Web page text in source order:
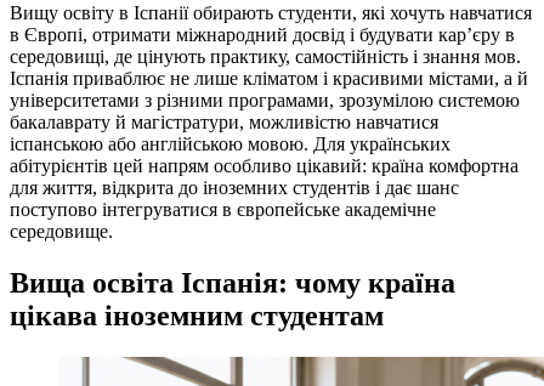
Вищу освіту в Іспанії обирають студенти, які хочуть навчатися
в Європі, отримати міжнародний досвід і будувати кар’єру в
середовищі, де цінують практику, самостійність і знання мов.
Іспанія приваблює не лише кліматом і красивими містами, а й
університетами з різними програмами, зрозумілою системою
бакалаврату й магістратури, можливістю навчатися
іспанською або англійською мовою. Для українських
абітурієнтів цей напрям особливо цікавий: країна комфортна
для життя, відкрита до іноземних студентів і дає шанс
поступово інтегруватися в європейське академічне
середовище.
Вища освіта Іспанія: чому країна
цікава іноземним студентам